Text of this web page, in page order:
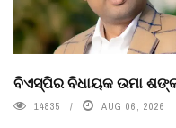
ବିଏସ୍‌ପିର ବିଧାୟକ ଉମା
14835 AUG 06, 2026